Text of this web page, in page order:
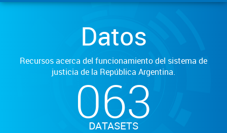
Datos
Recursos acerca del funcionamiento del sistema de
justicia de la República Argentina.
063
DATASETS